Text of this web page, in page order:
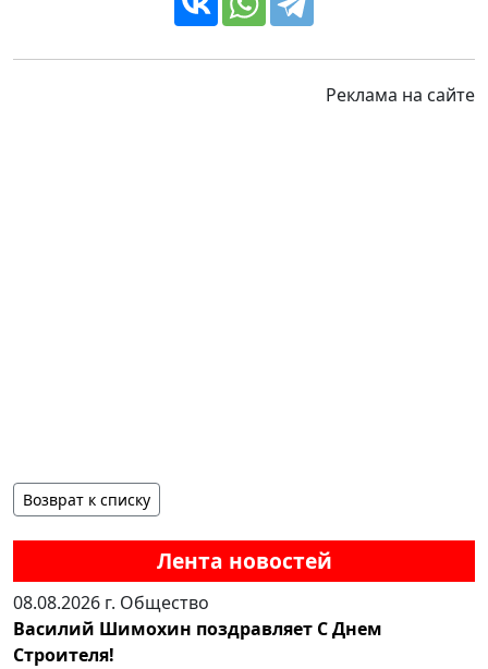
Лента новостей
08.08.2026 г. Общество
Василий Шимохин поздравляет С Днем
Строителя!
Реклама на сайте
Возврат к списку